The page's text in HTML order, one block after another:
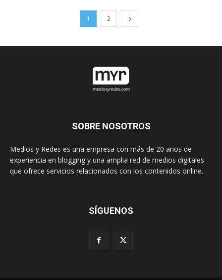
1 2
SOBRE NOSOTROS
Medios y Redes es una empresa con más de 20 años de
experiencia en blogging y una amplia red de medios digitales
que ofrece servicios relacionados con los contenidos online.
SÍGUENOS